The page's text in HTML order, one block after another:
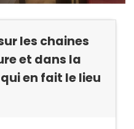
les chaines
et dans la
en fait le lieu